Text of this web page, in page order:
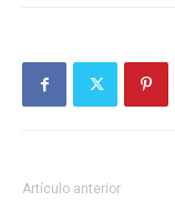
Artículo anterior